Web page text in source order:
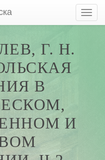
Г. Н.
В
И